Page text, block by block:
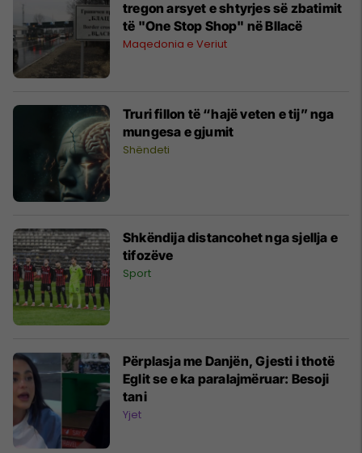
tregon arsyet e shtyrjes së zbatimit
të "One Stop Shop" në Bllacë
Maqedonia e Veriut
Truri fillon të “hajë veten e tij” nga
mungesa e gjumit
Shëndeti
Shkëndija distancohet nga sjellja e
tifozëve
Sport
Përplasja me Danjën, Gjesti i thotë
Eglit se e ka paralajmëruar: Besoji
tani
Yjet